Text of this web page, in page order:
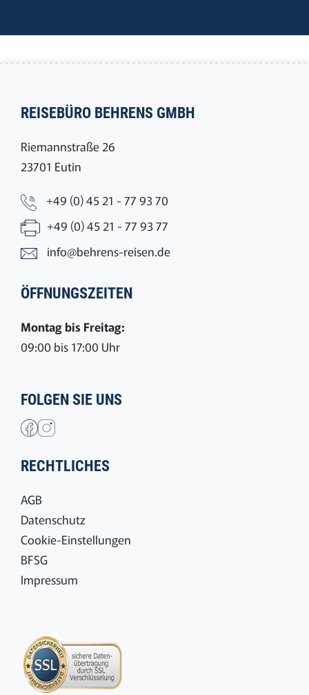
REISEBÜRO BEHRENS GMBH
Riemannstraße 26
23701 Eutin
+49 (0) 45 21 - 77 93 70
+49 (0) 45 21 - 77 93 77
info@behrens-reisen.de
ÖFFNUNGSZEITEN
Montag bis Freitag:
09:00 bis 17:00 Uhr
FOLGEN SIE UNS
RECHTLICHES
AGB
Datenschutz
Cookie-Einstellungen
BFSG
Impressum